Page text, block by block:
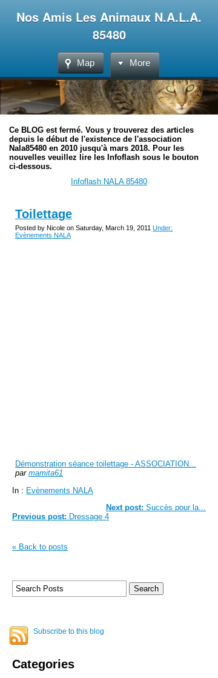
Nos Amis Les Animaux N.A.L.A.
85480
Map More
Ce BLOG est fermé. Vous y trouverez des articles
depuis le début de l'existence de l'association
Nala85480 en 2010 jusqu'à mars 2018. Pour les
nouvelles veuillez lire les Infoflash sous le bouton
ci-dessous.
Infoflash NALA 85480
Toilettage
Posted by Nicole on Saturday, March 19, 2011 Under:
Evènements NALA
Démonstration séance toilettage - ASSOCIATION...
par mamita61
In : Evènements NALA
Next post: Succès pour la...
Previous post: Dressage 4
« Back to posts
Subscribe to this blog
Categories